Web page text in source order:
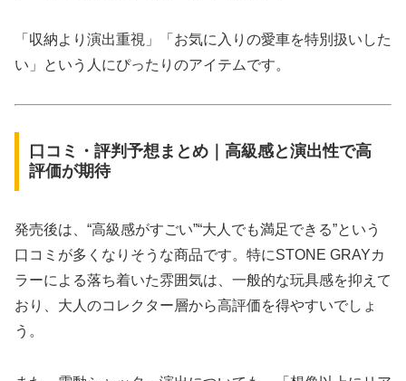
「収納より演出重視」「お気に入りの愛車を特別扱いした
い」という人にぴったりのアイテムです。
口コミ・評判予想まとめ｜高級感と演出性で高
評価が期待
発売後は、“高級感がすごい”“大人でも満足できる”という
口コミが多くなりそうな商品です。特にSTONE GRAYカ
ラーによる落ち着いた雰囲気は、一般的な玩具感を抑えて
おり、大人のコレクター層から高評価を得やすいでしょ
う。